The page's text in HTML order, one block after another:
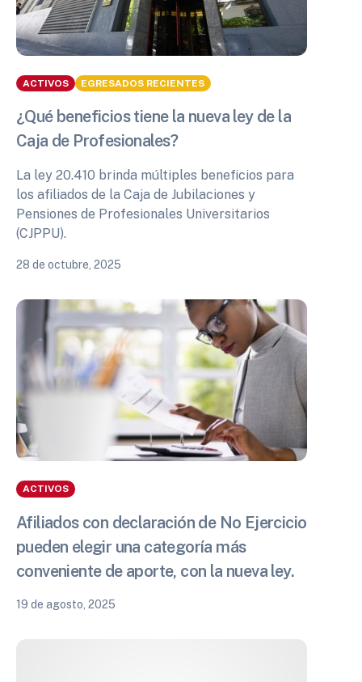
ACTIVOS EGRESADOS RECIENTES
¿Qué beneficios tiene la nueva ley de la
Caja de Profesionales?
La ley 20.410 brinda múltiples beneficios para
los afiliados de la Caja de Jubilaciones y
Pensiones de Profesionales Universitarios
(CJPPU).
28 de octubre, 2025
ACTIVOS
Afiliados con declaración de No Ejercicio
pueden elegir una categoría más
conveniente de aporte, con la nueva ley.
19 de agosto, 2025